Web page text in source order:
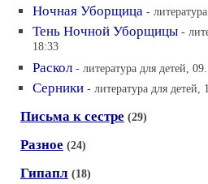
Ночная Уборщица -
Тень Ночной Уборщицы -
18:33
Раскол - литература для детей,
Серники - литература для детей,
Письма к сестре (29)
Разное (24)
Гипапл (18)